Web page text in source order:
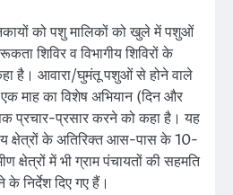
को पशु मालिकों को खुले में पशुओं
शिविर व विभागीय शिविरों के
है। आवारा/घुमंतू पशुओं से होने वाले
माह का विशेष अभियान (दिन और
प्रचार-प्रसार करने को कहा है। यह
क्षेत्रों के अतिरिक्त आस-पास के 10-
क्षेत्रों में भी ग्राम पंचायतों की सहमति
निर्देश दिए गए हैं।